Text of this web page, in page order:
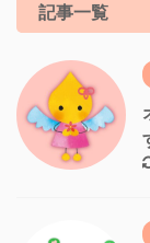
記事一覧